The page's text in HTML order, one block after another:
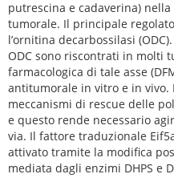
putrescina e cadaverina)
tumorale. Il principale
l’ornitina decarbossilasi
ODC sono riscontrati in molti
farmacologica di tale asse
antitumorale in vitro e in vivo.
meccanismi di rescue delle
e questo rende necessario
via. Il fattore traduzionale
attivato tramite la modifica
mediata dagli enzimi DHPS e